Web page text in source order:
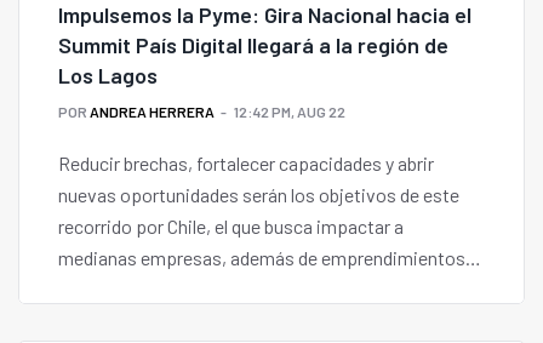
Impulsemos la Pyme: Gira Nacional hacia el
Summit País Digital llegará a la región de
Los Lagos
POR ANDREA HERRERA 12:42 PM, AUG 22
Reducir brechas, fortalecer capacidades y abrir
nuevas oportunidades serán los objetivos de este
recorrido por Chile, el que busca impactar a
medianas empresas, además de emprendimientos